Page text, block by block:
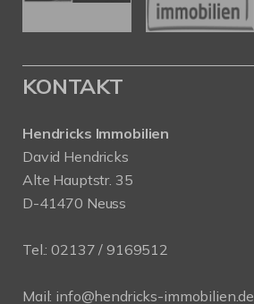
KONTAKT
Hendricks Immobilien
David Hendricks
Alte Hauptstr. 35
D-41470 Neuss
Tel.: 02137 / 9169512
Mail: info@hendricks-immobilien.de